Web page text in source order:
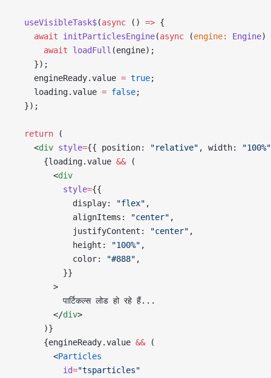
  useVisibleTask$
(async () => {
    await
initParticlesEngine(async (engine: Engine)
      await
loadFull (engine);
    });
    engineReady.value
= true;
    loading.value
= false;
  });
  return
(
    <
div style={{ position: "relative" , width:
"100%"
      {loading.value
&& (
        <
div
          style
={{
            display:
"flex" ,
            alignItems:
"center" ,
            justifyContent:
"center" ,
            height:
"100%" ,
            color:
"#888" ,
          }}
        >
          पार्टिकल्स लोड हो रहे हैं...
        </
div>
      )}
      {engineReady.value
&& (
        <
Particles
          id
="tsparticles"